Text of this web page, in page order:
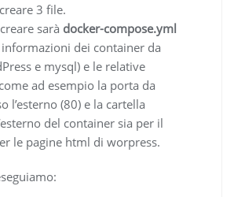
3 file.
sarà docker-compose.yml
dei container da
e mysql) e le relative
ad esempio la porta da
l’esterno (80) e la cartella
del container sia per il
le pagine html di worpress.